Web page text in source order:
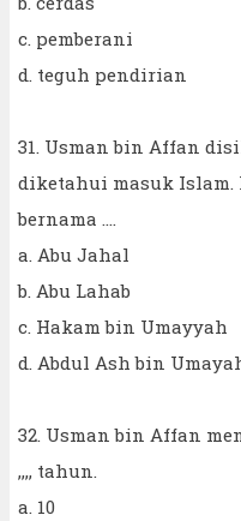
c. pemberani
d. teguh pendirian
31. Usman bin Affan
diketahui masuk Islam.
bernama ....
a. Abu Jahal
b. Abu Lahab
c. Hakam bin Umayyah
d. Abdul Ash bin
32. Usman bin Affan
,,,, tahun.
a. 10